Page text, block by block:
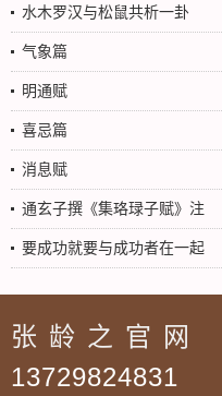
水木罗汉与松鼠共析一卦
气象篇
明通赋
喜忌篇
消息赋
通玄子撰《集珞琭子赋》注
要成功就要与成功者在一起
张龄之官网
13729824831